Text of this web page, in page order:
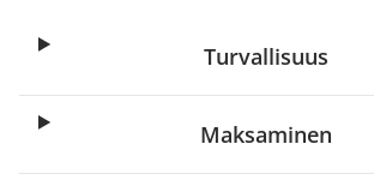
Turvallisuus
Maksaminen